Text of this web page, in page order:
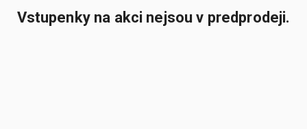
Vstupenky na akci nejsou v predprodeji.